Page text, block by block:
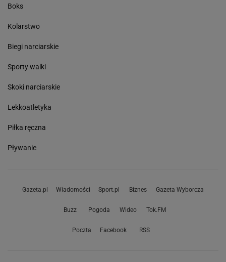
Boks
Kolarstwo
Biegi narciarskie
Sporty walki
Skoki narciarskie
Lekkoatletyka
Piłka ręczna
Pływanie
Gazeta.pl Wiadomości Sport.pl Biznes Gazeta Wyborcza
Buzz Pogoda Wideo Tok.FM
Poczta Facebook RSS